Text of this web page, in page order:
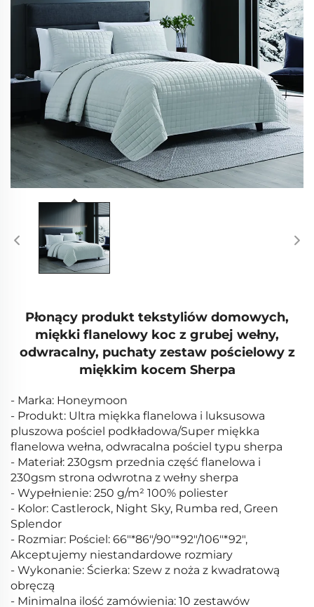
Płonący produkt tekstyliów domowych,
miękki flanelowy koc z grubej wełny,
odwracalny, puchaty zestaw pościelowy z
miękkim kocem Sherpa
- Marka: Honeymoon
- Produkt: Ultra miękka flanelowa i luksusowa
pluszowa pościel podkładowa/Super miękka
flanelowa wełna, odwracalna pościel typu sherpa
- Materiał: 230gsm przednia część flanelowa i
230gsm strona odwrotna z wełny sherpa
- Wypełnienie: 250 g/m² 100% poliester
- Kolor: Castlerock, Night Sky, Rumba red, Green
Splendor
- Rozmiar: Pościel: 66"*86"/90"*92"/106"*92",
Akceptujemy niestandardowe rozmiary
- Wykonanie: Ścierka: Szew z noża z kwadratową
obręczą
- Minimalna ilość zamówienia: 10 zestawów